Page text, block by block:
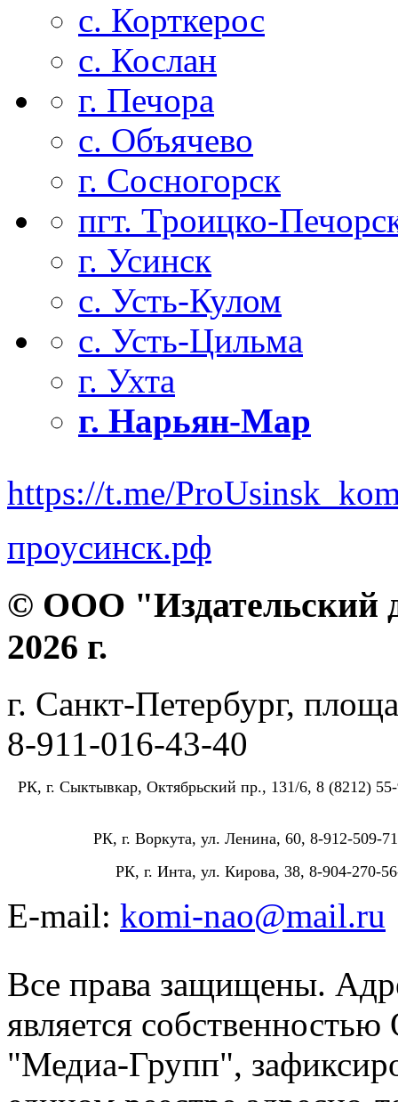
с. Корткерос
с. Кослан
г. Печора
с. Объячево
г. Сосногорск
пгт. Троицко-
г. Усинск
с. Усть-Кулом
с. Усть-Цильма
г. Ухта
г. Нарьян-Мар
https://t.me/
проусинск.рф
© ООО "Издательский
2026 г.
г. Санкт-Петербург,
8-911-016-43-40
РК, г. Сыктывкар, Октябрьский пр., 131/6, 8 (8212)
РК, г. Воркута, ул. Ленина, 60, 8-912-509-
РК, г. Инта, ул. Кирова, 38, 8-904-270-
E-mail: komi-nao@mail.ru
Все права защищены.
является
"Медиа-Групп",